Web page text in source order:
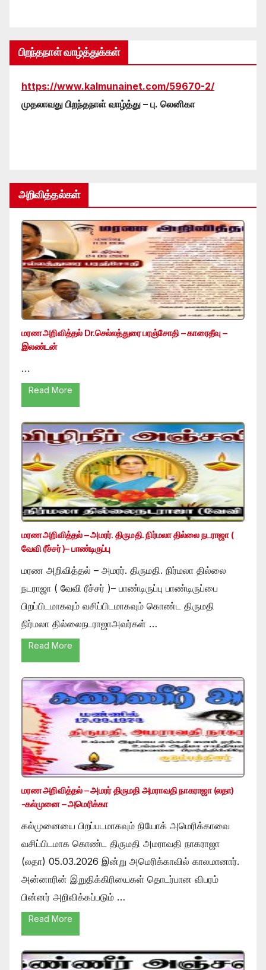
பிறந்தநாள் வாழ்த்துக்கள்
https://www.kalmunainet.com/59670-2/
முதலாவது பிறந்தநாள் வாழ்த்து – பு. லெனிகா
அறிவித்தல்கள்
மரண அறிவித்தல் Dr.செல்லத்துரை பரஞ்சோதி – காரைதீவு –
இலண்டன்
…
Read More
மரண அறிவித்தல் – அமரர். திருமதி. நிர்மலா தில்லை நடராஜா (
வேவி ரீச்சர் )– பாண்டிருப்பு
மரண அறிவித்தல் – அமரர். திருமதி. நிர்மலா தில்லை
நடராஜா ( வேவி ரீச்சர் )– பாண்டிருப்பு பாண்டிருப்பை
பிறப்பிடமாகவும் வசிப்பிடமாகவும் கொண்ட திருமதி
நிர்மலா தில்லைநடராஜாஅவர்கள் …
Read More
மரண அறிவித்தல் – அமரர் திருமதி அமராவதி நாகராஜா (லதா)
-கல்முனை – அமெரிக்கா
கல்முனையை பிறப்படமாகவும் நியோக் அமெரிக்காவை
வசிப்பிடமாக கொண்ட திருமதி அமராவதி நாகராஜா
(லதா) 05.03.2026 இன்று அமெரிக்காவில் காலமானார்.
அன்னாரின் இறுதிக்கிரியைகள் தொடர்பான விபரம்
பின்னர் அறிவிக்கப்படும் …
Read More